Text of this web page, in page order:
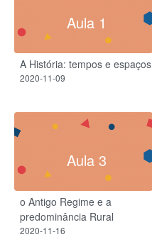
Aula 1
A História: tempos e espaços
2020-11-09
Aula 3
o Antigo Regime e a
predominância Rural
2020-11-16